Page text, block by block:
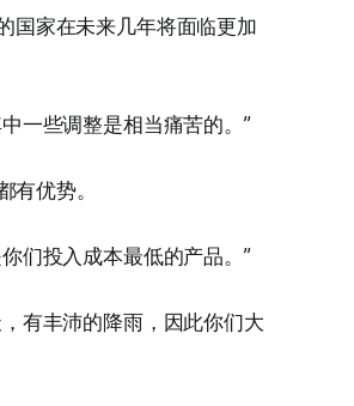
国家在未来几年将面临更加
一些调整是相当痛苦的。”
优势。
们投入成本最低的产品。”
有丰沛的降雨，因此你们大